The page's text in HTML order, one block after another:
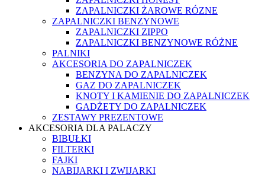
ZAPALNICZKI ŻAROWE RÓZNE
ZAPALNICZKI BENZYNOWE
ZAPALNICZKI ZIPPO
ZAPALNICZKI BENZYNOWE RÓŻNE
PALNIKI
AKCESORIA DO ZAPALNICZEK
BENZYNA DO ZAPALNICZEK
GAZ DO ZAPALNICZEK
KNOTY I KAMIENIE DO ZAPALNICZEK
GADŻETY DO ZAPALNICZEK
ZESTAWY PREZENTOWE
AKCESORIA DLA PALACZY
BIBUŁKI
FILTERKI
FAJKI
NABIJARKI I ZWIJARKI